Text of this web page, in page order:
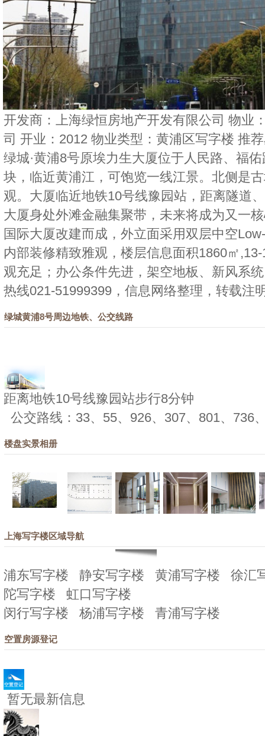
开发商：上海绿恒房地产开发有限公司 物业
司 开业：2012 物业类型：黄浦区写字楼 推
绿城·黄浦8号原埃力生大厦位于人民路、福
块，临近黄浦江，可饱览一线江景。北侧是
观。大厦临近地铁10号线豫园站，距离隧道
大厦身处外滩金融集聚带，未来将成为又一
国际大厦改建而成，外立面采用双层中空
内部装修精致雅观，楼层信息面积1860㎡
观充足；办公条件先进，架空地板、新风系
热线021-51999399，信息网络整理，转载注
绿城黄浦8号周边地铁、公交线路
距离地铁10号线豫园站步行8分钟
公交路线：33、55、926、307、801、736
楼盘实景相册
上海写字楼区域导航
浦东写字楼 静安写字楼 黄浦写字楼
徐汇
陀写字楼
虹口写字楼
闵行写字楼
杨浦写字楼 青浦写字楼
空置房源登记
暂无最新信息